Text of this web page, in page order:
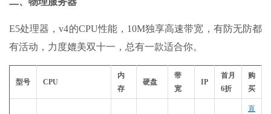
E5处理器，v4的CPU性能，10M独享高速带宽，有防无防都
有活动，力度媲美双十一，总有一款适合你。
型号 CPU
内
存
硬盘
带
宽
IP
首月
6折
购
买
直